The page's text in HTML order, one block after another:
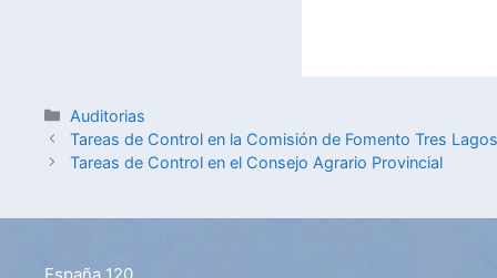
Auditorias
Tareas de Control en la Comisión de Fomento Tres
Tareas de Control en el Consejo Agrario Provincial
España 120